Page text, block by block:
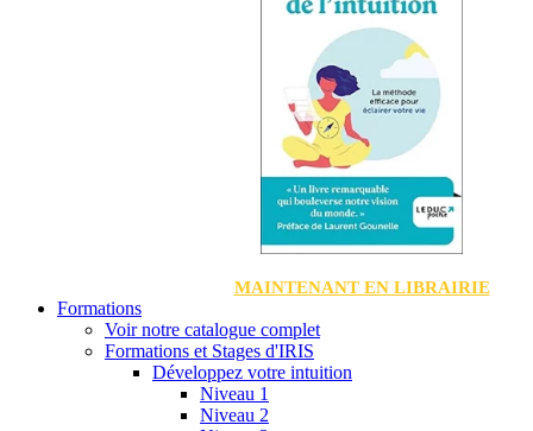
MAINTENANT EN LIBRAIRIE
Formations
Voir notre catalogue complet
Formations et Stages d'IRIS
Développez votre intuition
Niveau 1
Niveau 2